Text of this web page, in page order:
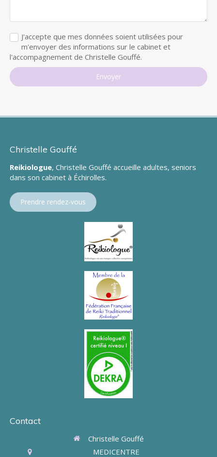
J'accepte que mes données soient utilisées pour
m'envoyer des informations sur le cabinet et
l'accompagnement de Christelle Gouffé.
Envoyer
Christelle Gouffé
Reikiologue, Christelle Gouffé accueille adultes, seniors
dans son cabinet à Échirolles.
Prendre rendez-vous
Contact
Christelle Gouffé
MEDICENTRE